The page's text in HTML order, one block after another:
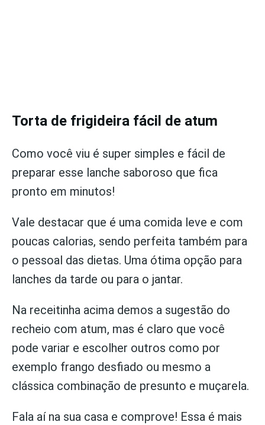
Torta de frigideira fácil de atum
Como você viu é super simples e fácil de
preparar esse lanche saboroso que fica
pronto em minutos!
Vale destacar que é uma comida leve e com
poucas calorias, sendo perfeita também para
o pessoal das dietas. Uma ótima opção para
lanches da tarde ou para o jantar.
Na receitinha acima demos a sugestão do
recheio com atum, mas é claro que você
pode variar e escolher outros como por
exemplo frango desfiado ou mesmo a
clássica combinação de presunto e muçarela.
Fala aí na sua casa e comprove! Essa é mais